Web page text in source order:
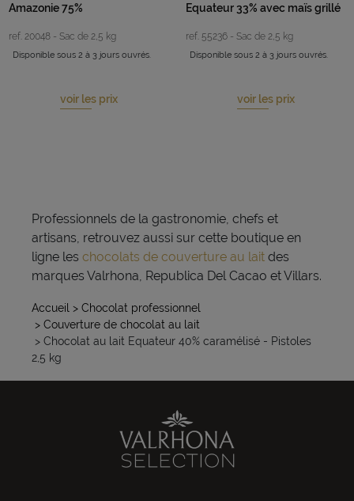
Amazonie 75%
ref. 20048 - Sac de 2,5 kg
Disponible sous 2 à 3 jours ouvrés.
voir les prix
Equateur 33% avec maïs grillé
ref. 55236 - Sac de 2,5 kg
Disponible sous 2 à 3 jours ouvrés.
voir les prix
Professionnels de la gastronomie, chefs et
artisans, retrouvez aussi sur cette boutique en
ligne les chocolats de couverture au lait des
marques Valrhona, Republica Del Cacao et Villars.
Accueil > Chocolat professionnel
> Couverture de chocolat au lait
> Chocolat au lait Equateur 40% caramélisé - Pistoles
2,5 kg